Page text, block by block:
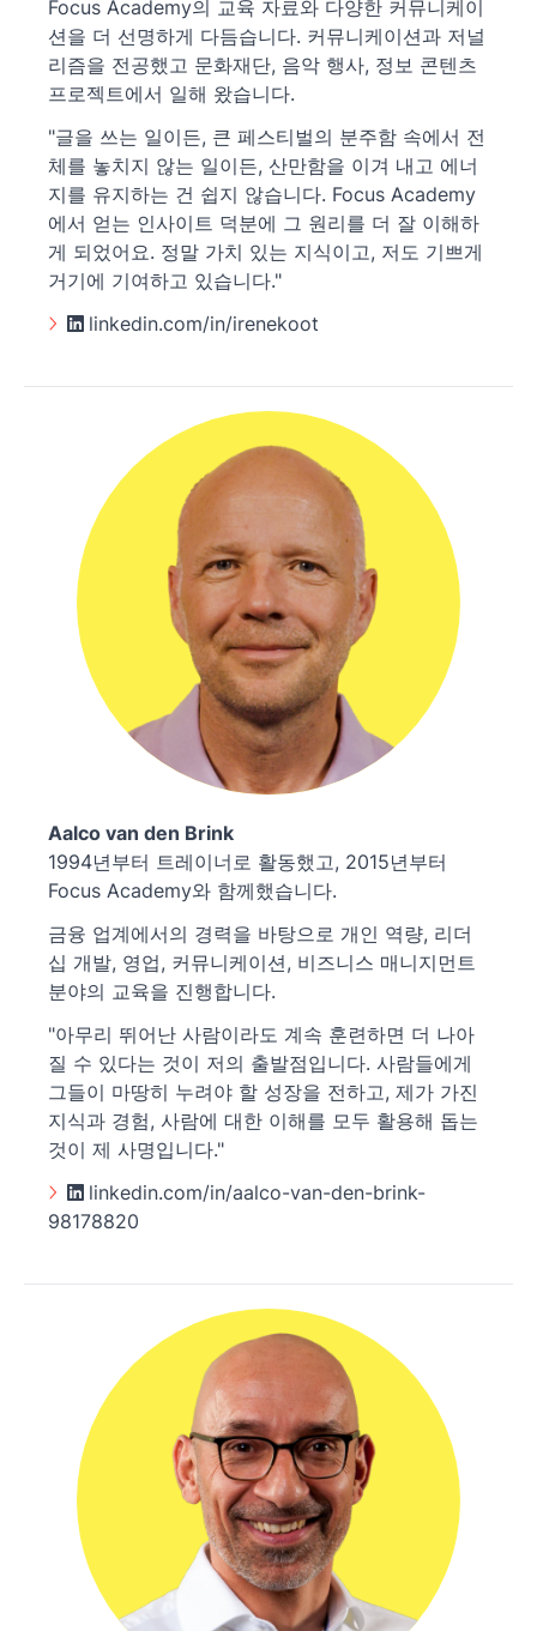
Focus Academy의 교육 자료와 다양한 커뮤니케이
션을 더 선명하게 다듬습니다. 커뮤니케이션과 저널
리즘을 전공했고 문화재단, 음악 행사, 정보 콘텐츠
프로젝트에서 일해 왔습니다.
"글을 쓰는 일이든, 큰 페스티벌의 분주함 속에서 전
체를 놓치지 않는 일이든, 산만함을 이겨 내고 에너
지를 유지하는 건 쉽지 않습니다. Focus Academy
에서 얻는 인사이트 덕분에 그 원리를 더 잘 이해하
게 되었어요. 정말 가치 있는 지식이고, 저도 기쁘게
거기에 기여하고 있습니다."
linkedin.com/in/irenekoot
Aalco van den Brink
1994년부터 트레이너로 활동했고, 2015년부터
Focus Academy와 함께했습니다.
금융 업계에서의 경력을 바탕으로 개인 역량, 리더
십 개발, 영업, 커뮤니케이션, 비즈니스 매니지먼트
분야의 교육을 진행합니다.
"아무리 뛰어난 사람이라도 계속 훈련하면 더 나아
질 수 있다는 것이 저의 출발점입니다. 사람들에게
그들이 마땅히 누려야 할 성장을 전하고, 제가 가진
지식과 경험, 사람에 대한 이해를 모두 활용해 돕는
것이 제 사명입니다."
linkedin.com/in/aalco-van-den-brink-
98178820